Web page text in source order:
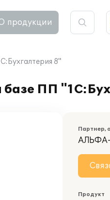
продукции
8"
базе ПП
Партнер,
Продукт